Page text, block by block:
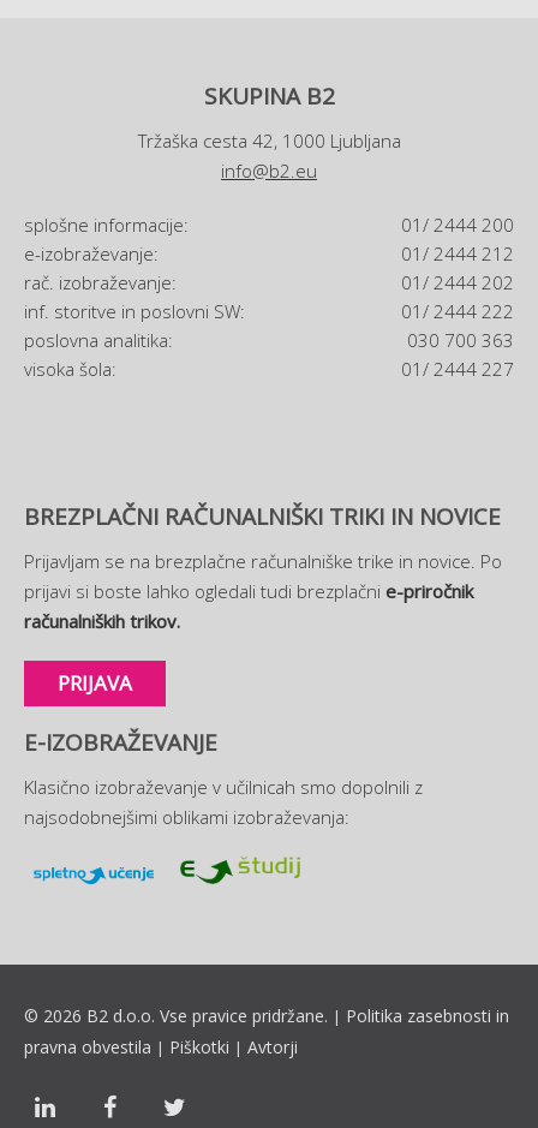
SKUPINA B2
Tržaška cesta 42, 1000 Ljubljana
info@b2.eu
splošne informacije:
01/ 2444 200
e-izobraževanje:
01/ 2444 212
rač. izobraževanje:
01/ 2444 202
inf. storitve in poslovni SW:
01/ 2444 222
poslovna analitika:
030 700 363
visoka šola:
01/ 2444 227
BREZPLAČNI RAČUNALNIŠKI TRIKI IN NOVICE
Prijavljam se na brezplačne računalniške trike in novice. Po
prijavi si boste lahko ogledali tudi brezplačni e-priročnik
računalniških trikov.
PRIJAVA
E-IZOBRAŽEVANJE
Klasično izobraževanje v učilnicah smo dopolnili z
najsodobnejšimi oblikami izobraževanja:
© 2026 B2 d.o.o. Vse pravice pridržane. | Politika zasebnosti in
pravna obvestila | Piškotki | Avtorji